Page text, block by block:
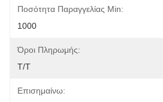
Ποσότητα Παραγγελίας Min:
1000
Όροι Πληρωμής:
Τ/Τ
Επισημαίνω: